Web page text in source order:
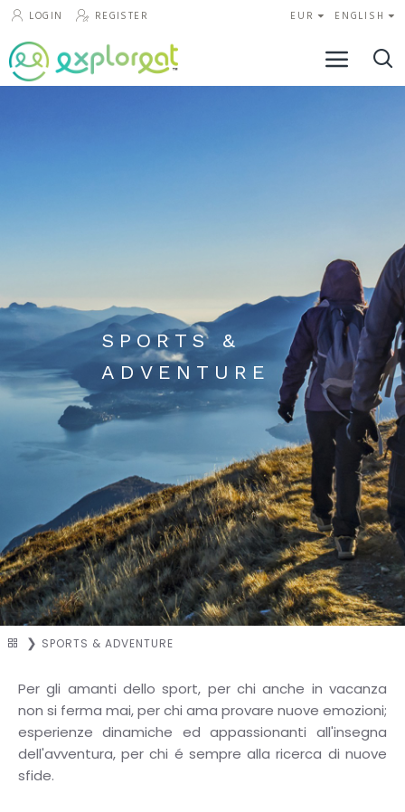
LOGIN REGISTER EUR ENGLISH
SPORTS &
ADVENTURE
SPORTS & ADVENTURE
Per gli amanti dello sport, per chi anche in vacanza
non si ferma mai, per chi ama provare nuove emozioni;
esperienze dinamiche ed appassionanti all'insegna
dell'avventura, per chi é sempre alla ricerca di nuove
sfide.